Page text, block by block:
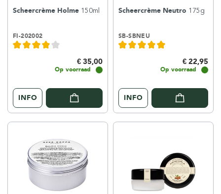
Scheercrème Holme 150ml
FI-202002
€ 35,00
Op voorraad
INFO
Scheercrème Neutro 175g
SB-SBNEU
€ 22,95
Op voorraad
INFO